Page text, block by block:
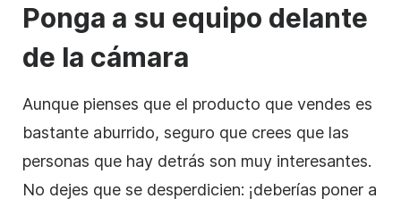
Ponga a su equipo delante
de la cámara
Aunque pienses que el producto que vendes es
bastante aburrido, seguro que crees que las
personas que hay detrás son muy interesantes.
No dejes que se desperdicien: ¡deberías poner a